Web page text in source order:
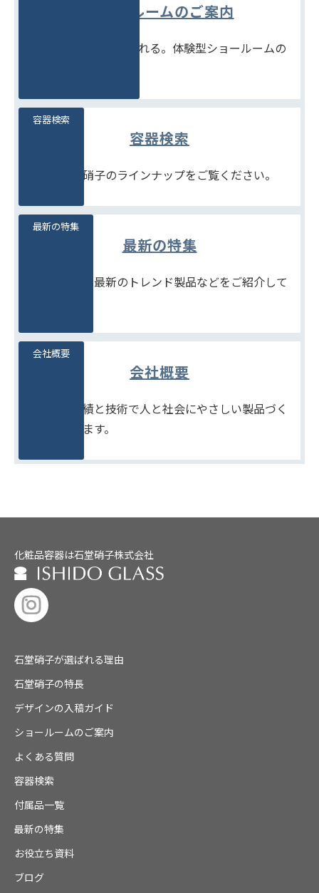
ショールームのご案内
見て、触れて、比べられる。体験型ショールームの
容器検索
豊富な石堂硝子のラインナップをご覧ください。
容器検索
最新の特集
季節商品や、最新のトレンド製品などをご紹介して
最新の特集
会社概要
たしかな実績と技術で人と社会にやさしい製品づく
りをめざします。
会社概要
化粧品容器は石堂硝子株式会社
石堂硝子が選ばれる理由
石堂硝子の特長
デザインの入稿ガイド
ショールームのご案内
よくある質問
容器検索
付属品一覧
最新の特集
お役立ち資料
ブログ